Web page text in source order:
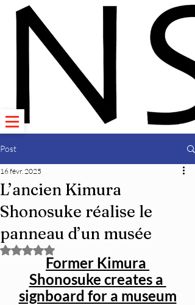
Post
L’ancien Kimura
Shonosuke réalise le
panneau d’un musée
16 févr. 2025
Noté NaN étoiles sur 5.
Former Kimura
Shonosuke creates a
signboard for a museum